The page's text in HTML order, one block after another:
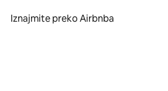
Iznajmite preko Airbnba